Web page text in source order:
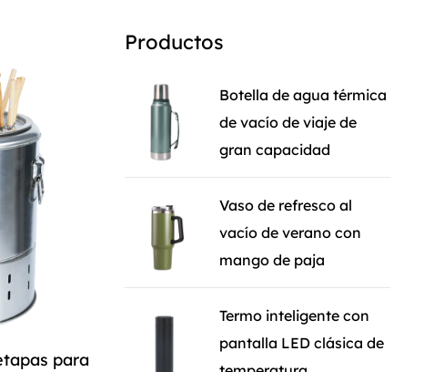
a las
Stove.
del
para
Productos
Botella de agua térmica
de vacío de viaje de
gran capacidad
Vaso de refresco al
vacío de verano con
mango de paja
Termo inteligente con
pantalla LED clásica de